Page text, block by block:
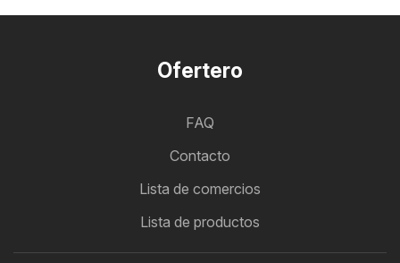
Ofertero
FAQ
Contacto
Lista de comercios
Lista de productos